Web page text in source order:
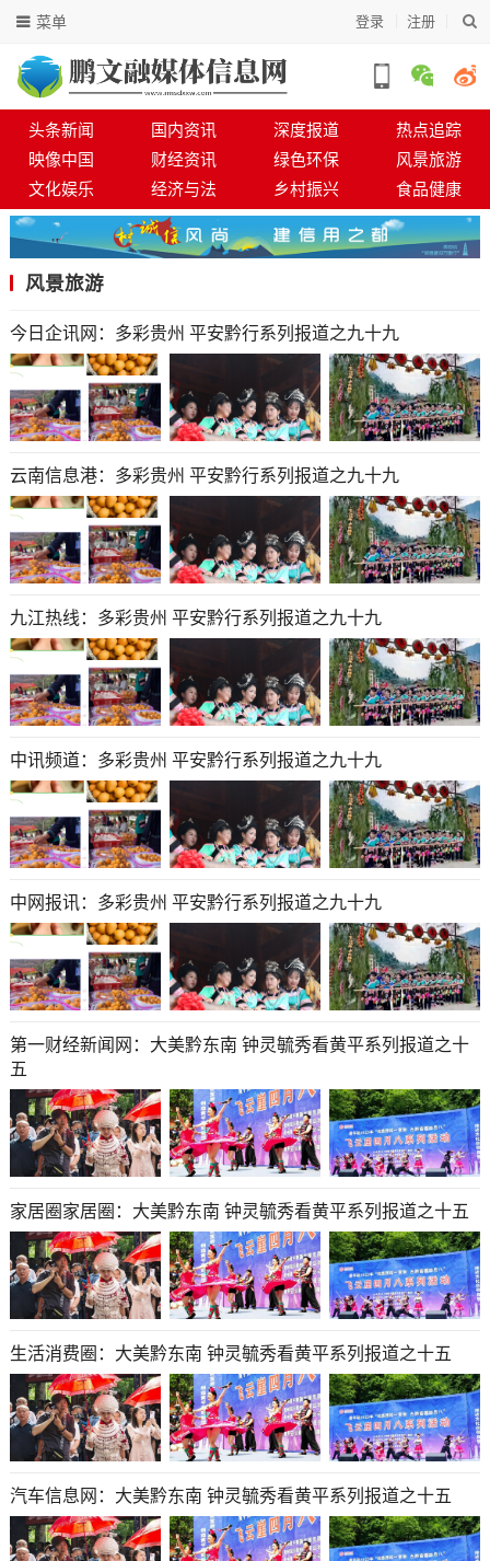
登录 注册
菜单
头条新闻 国内资讯 深度报道
热点追踪
映像中国
财经资讯 绿色环保
风景旅游
文化娱乐
经济与法 乡村振兴 食品健康
风景旅游
今日企讯网：多彩贵州 平安黔行系列报道之九十九
云南信息港：多彩贵州 平安黔行系列报道之九十九
九江热线：多彩贵州 平安黔行系列报道之九十九
中讯频道：多彩贵州 平安黔行系列报道之九十九
中网报讯：多彩贵州 平安黔行系列报道之九十九
第一财经新闻网：大美黔东南 钟灵毓秀看黄平系列报道之十
五
家居圈家居圈：大美黔东南 钟灵毓秀看黄平系列报道之十五
生活消费圈：大美黔东南 钟灵毓秀看黄平系列报道之十五
汽车信息网：大美黔东南 钟灵毓秀看黄平系列报道之十五